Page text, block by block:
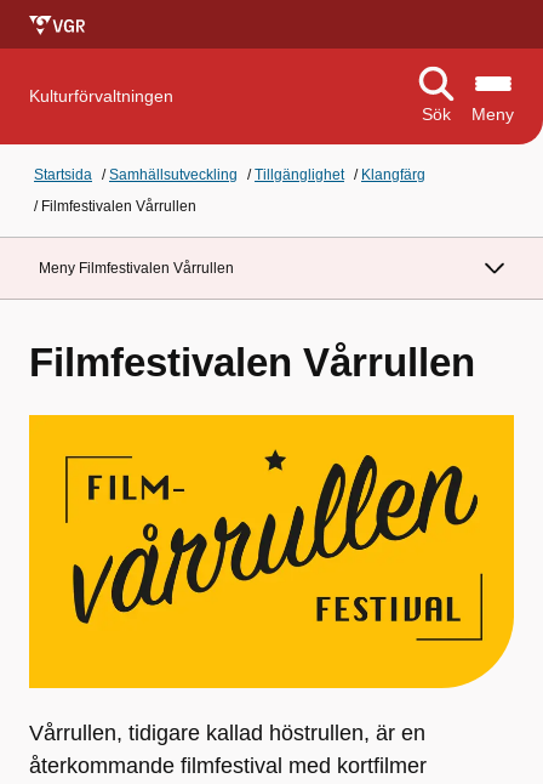
Kulturförvaltningen
Sök
Meny
Startsida /Samhällsutveckling /Tillgänglighet / Klangfärg
/ Filmfestivalen Vårrullen
Meny Filmfestivalen Vårrullen
Filmfestivalen Vårrullen
Vårrullen, tidigare kallad höstrullen, är en
återkommande filmfestival med kortfilmer